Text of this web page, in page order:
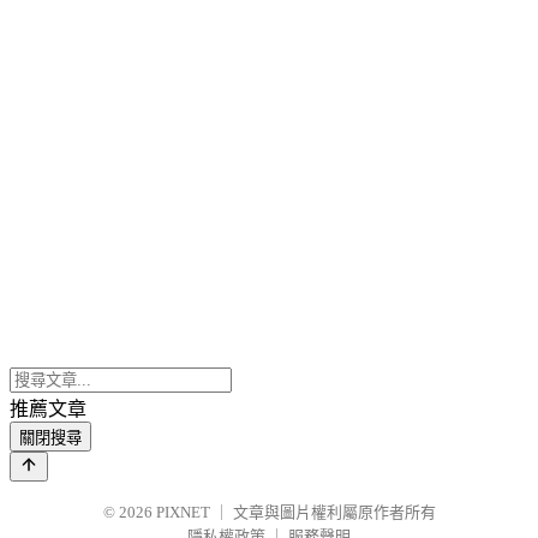
推薦文章
關閉搜尋
© 2026 PIXNET
文章與圖片權利屬原作者所有